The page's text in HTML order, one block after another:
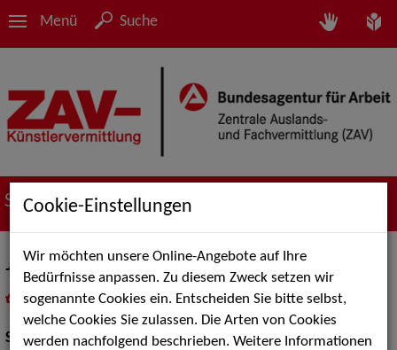
Menü Suche
Suche nach Künstler*innen
Julia Heinemann
als PDF speichern
inMeine Merklistelegen
Schauspiel:Film und TV
Cookie-Einstellungen
Wir möchten unsere Online-Angebote auf Ihre
Bedürfnisse anpassen. Zu diesem Zweck setzen wir
sogenannte Cookies ein. Entscheiden Sie bitte selbst,
welche Cookies Sie zulassen. Die Arten von Cookies
werden nachfolgend beschrieben. Weitere Informationen